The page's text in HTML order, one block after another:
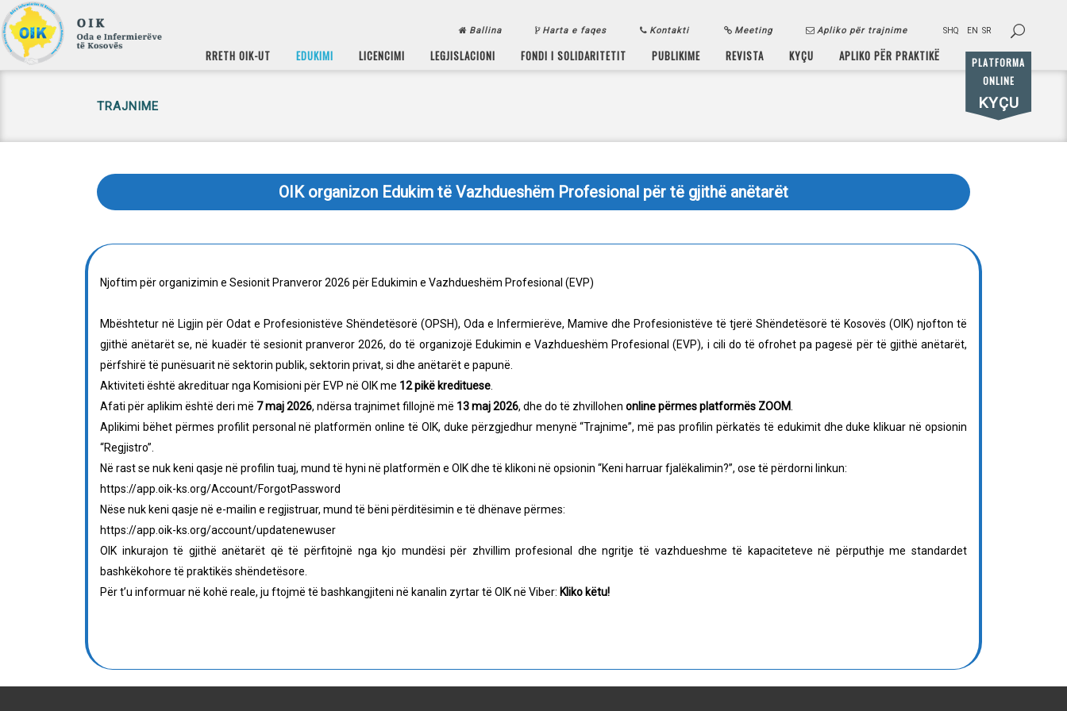
Ballina Harta e faqes Kontakti Meeting Apliko për trajnime SHQ EN SR
RRETH OIK-UT EDUKIMI LICENCIMI LEGJISLACIONI FONDI I SOLIDARITETIT PUBLIKIME REVISTA
PLATFORMA
ONLINE
KYÇU
KYÇU APLIKO PËR PRAKTIKË
TRAJNIME
OIK organizon Edukim të Vazhdueshëm Profesional për të gjithë anëtarët
Njoftim për organizimin e Sesionit Pranveror 2026 për Edukimin e Vazhdueshëm Profesional (EVP)
Mbështetur në Ligjin për Odat e Profesionistëve Shëndetësorë (OPSH), Oda e Infermierëve, Mamive dhe Profesionistëve të tjerë Shëndetësorë të Kosovës (OIK) njofton të
gjithë anëtarët se, në kuadër të sesionit pranveror 2026, do të organizojë Edukimin e Vazhdueshëm Profesional (EVP), i cili do të ofrohet pa pagesë për të gjithë anëtarët,
përfshirë të punësuarit në sektorin publik, sektorin privat, si dhe anëtarët e papunë.
Aktiviteti është akredituar nga Komisioni për EVP në OIK me 12 pikë kredituese
Afati për aplikim është deri më 7 maj 2026, ndërsa trajnimet fillojnë më 13 maj 2026, dhe do të zhvillohen online përmes platformës ZOOM
Aplikimi bëhet përmes profilit personal në platformën online të OIK, duke përzgjedhur menynë “Trajnime”, më pas profilin përkatës të edukimit dhe duke klikuar në opsionin
“Regjistro”.
Në rast se nuk keni qasje në profilin tuaj, mund të hyni në platformën e OIK dhe të klikoni në opsionin “Keni harruar fjalëkalimin?”, ose të përdorni linkun:
https://app.oik-ks.org/Account/ForgotPassword
Nëse nuk keni qasje në e-mailin e regjistruar, mund të bëni përditësimin e të dhënave përmes:
https://app.oik-ks.org/account/updatenewuser
OIK inkurajon të gjithë anëtarët që të përfitojnë nga kjo mundësi për zhvillim profesional dhe ngritje të vazhdueshme të kapaciteteve në përputhje me standardet
bashkëkohore të praktikës shëndetësore.
Për t’u informuar në kohë reale, ju ftojmë të bashkangjiteni në kanalin zyrtar të OIK në Viber: Kliko këtu!